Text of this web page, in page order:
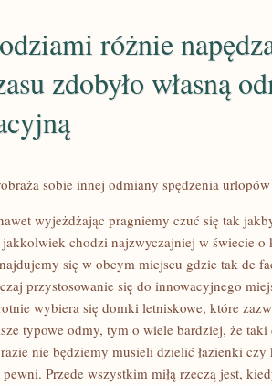
różnie
zdobyło własną
sobie innej odmiany spędzenia urlopów
wyjeżdżając pragniemy czuć się tak
jakkolwiek chodzi najzwyczajniej w świecie
się w obcym miejscu gdzie tak de
przystosowanie się do innowacyjnego
wybiera się domki letniskowe, które
typowe odmy, tym o wiele bardziej, że
nie będziemy musieli dzielić łazienki
Przede wszystkim miłą rzeczą jest,